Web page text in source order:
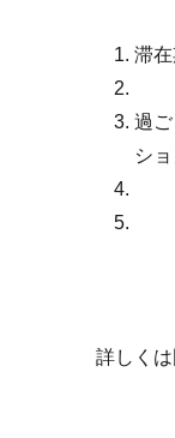
滞
１
過
シ
詳しく